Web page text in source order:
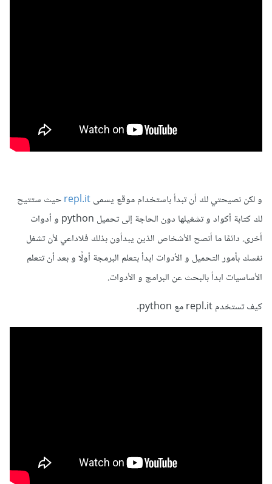
و لكن نصيحتي لك أن تبدأ باستخدام موقع يسمىrepl.itحيث ستتيح
لك كتابة أكواد و تشغيلها دون الحاجة إلى تحميل python و أدوات
أخرى. دائمًا ما أنصح الأشخاص الذين يبدأون بذلك فلاداعي لأن تشغل
نفسك بأمور التحميل و الأدوات ابدأ بتعلم البرمجة أولًا و بعد أن تتعلم
الأساسيات ابدأ بالبحث عن البرامج و الأدوات.
كيف تستخدم repl.it مع python.